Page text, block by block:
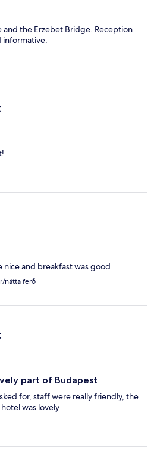
and the Erzebet Bridge. Reception
informative.
nice and breakfast was good
nátta ferð
part of Budapest
for, staff were really friendly, the
was lovely